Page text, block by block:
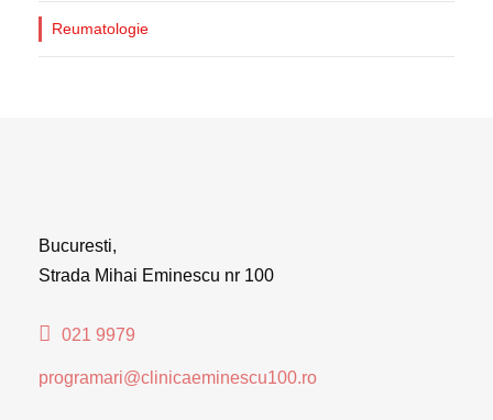
Reumatologie
Bucuresti,
Strada Mihai Eminescu nr 100
021 9979
programari@clinicaeminescu100.ro